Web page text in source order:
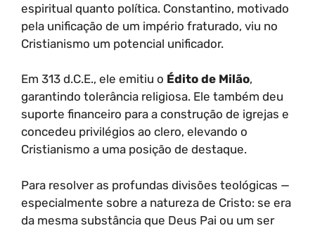
espiritual quanto política. Constantino, motivado
pela unificação de um império fraturado, viu no
Cristianismo um potencial unificador.
Em 313 d.C.E., ele emitiu o Édito de Milão,
garantindo tolerância religiosa. Ele também deu
suporte financeiro para a construção de igrejas e
concedeu privilégios ao clero, elevando o
Cristianismo a uma posição de destaque.
Para resolver as profundas divisões teológicas —
especialmente sobre a natureza de Cristo: se era
da mesma substância que Deus Pai ou um ser